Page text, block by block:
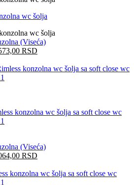
wc šolja
(Viseća)
RSD
konzolna wc šolja sa soft close wc
(Viseća)
RSD